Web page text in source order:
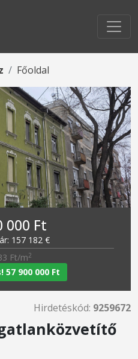
Főoldal
000 Ft
157 182 €
Ft/m2
57 900 000 Ft
Hirdetéskód: 9259672